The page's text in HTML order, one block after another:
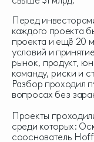
Перед
каждого проекта
проекта и ещё 20
условий и
рынок, продукт,
команду, риски и
Разбор проходил
вопросах без
Проекты
среди которых:
сооснователь